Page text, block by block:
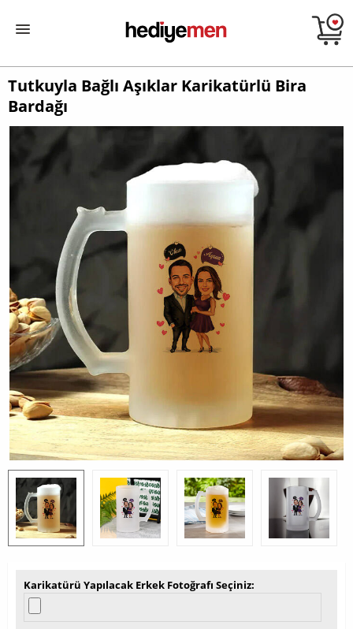
Tutkuyla Bağlı Aşıklar Karikatürlü Bira
Bardağı
Karikatürü Yapılacak Erkek Fotoğrafı Seçiniz